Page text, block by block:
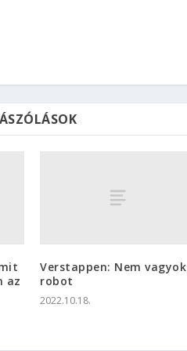
az
Verstappen: Nem vagyok
robot
2022.10.18.